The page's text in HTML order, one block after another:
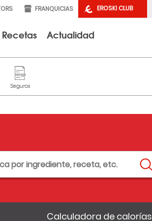
EROSKI CLUB
FRANQUICIAS
Recetas Actualidad
Calculadora de calorías